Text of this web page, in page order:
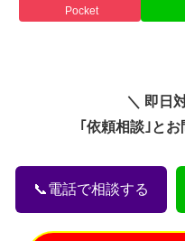
Pocket
＼ 即日
｢依頼相談｣とお
📞電話で相談する